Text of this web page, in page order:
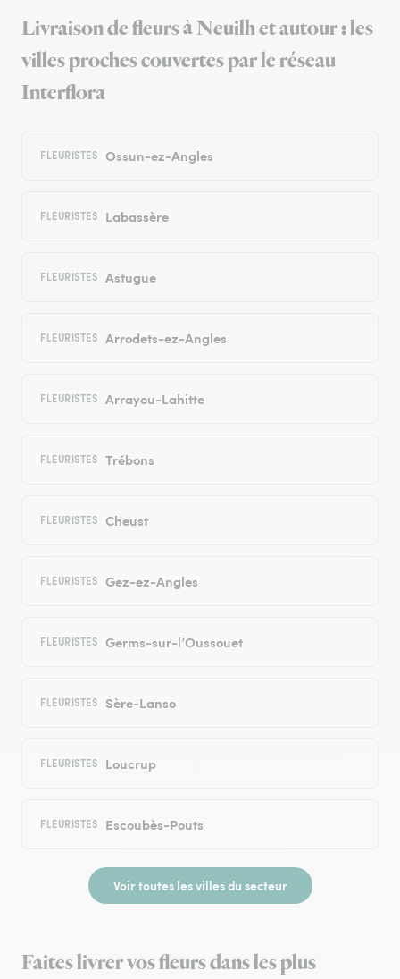
Livraison de fleurs à Neuilh et autour : les
villes proches couvertes par le réseau
Interflora
FLEURISTES Ossun-ez-Angles
FLEURISTES Labassère
FLEURISTES Astugue
FLEURISTES Arrodets-ez-Angles
FLEURISTES Arrayou-Lahitte
FLEURISTES Trébons
FLEURISTES Cheust
FLEURISTES Gez-ez-Angles
FLEURISTES Germs-sur-l’Oussouet
FLEURISTES Sère-Lanso
FLEURISTES Loucrup
FLEURISTES Escoubès-Pouts
Voir toutes les villes du secteur
Faites livrer vos fleurs dans les plus